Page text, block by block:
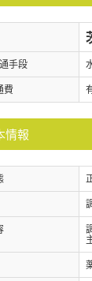
手段
費
情報